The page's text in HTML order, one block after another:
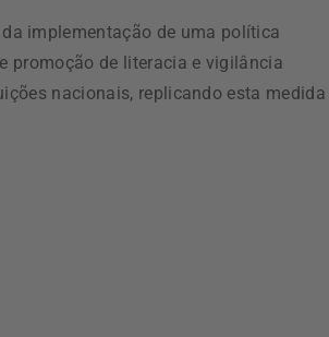
implementação de uma política
promoção de literacia e vigilância
nacionais, replicando esta medida